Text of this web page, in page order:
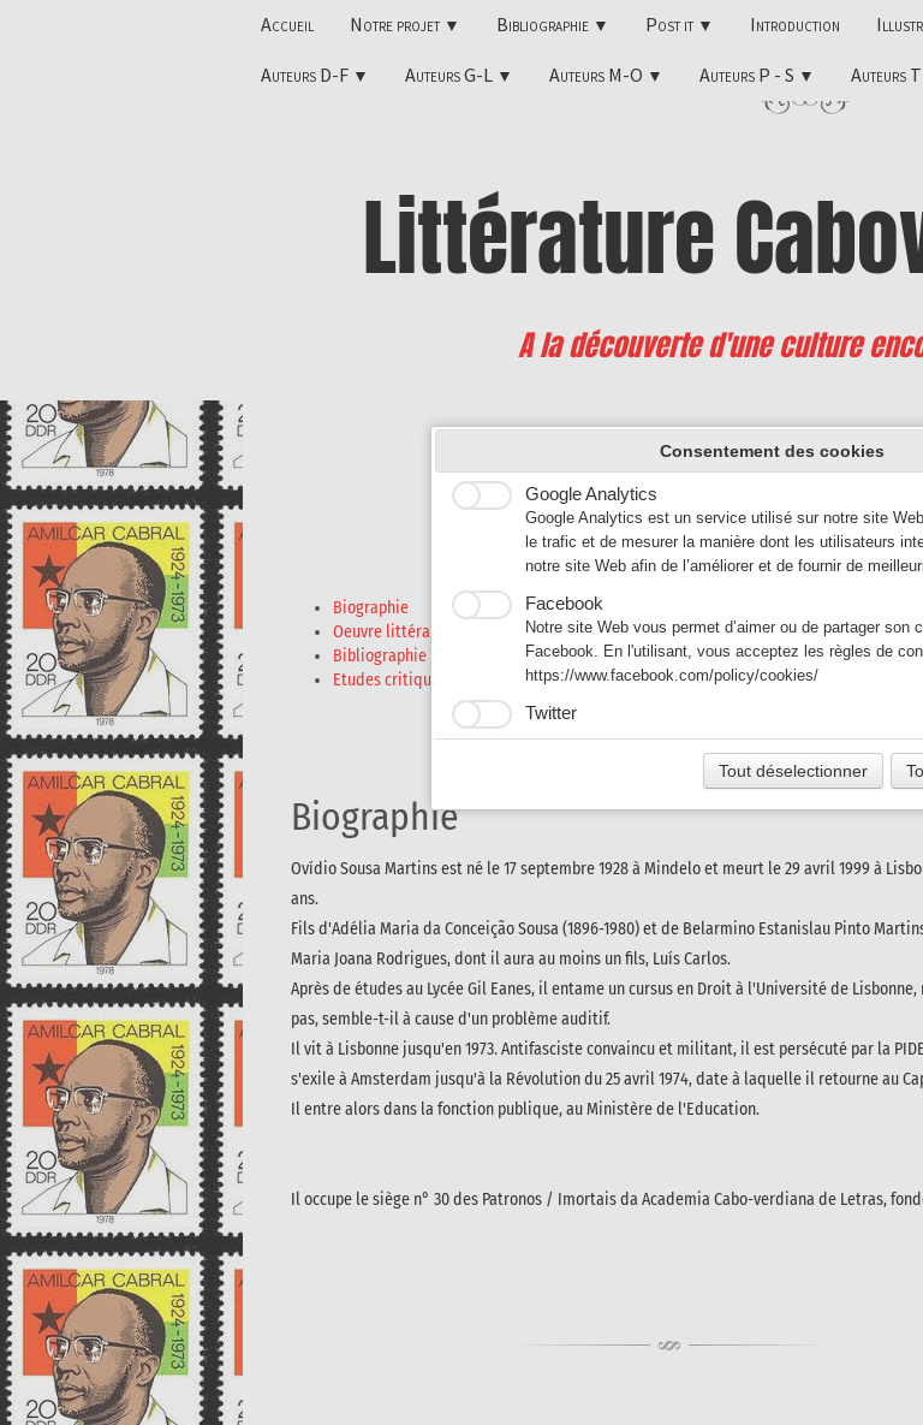
Accueil Notre projet ▼ Bibliographie ▼ Post it ▼ Introduction
Auteurs D-F ▼ Auteurs G-L ▼ Auteurs M-O ▼ Auteurs P - S ▼ Auteurs
Littérature
A la découverte d'une culture
Ovídio de Sousa MARTINS
(1928 - 1999)
Biographie
Oeuvre littéraire
Bibliographie
Etudes critiques
Biographie
Ovídio Sousa Martins est né le 17 septembre 1928 à Mindelo et meurt le 29 avril 1999 à
ans.
Fils d'Adélia Maria da Conceição Sousa (1896-1980) et de Belarmino Estanislau Pinto
Maria Joana Rodrigues, dont il aura au moins un fils, Luís Carlos.
Après de études au Lycée Gil Eanes, il entame un cursus en Droit à l'Université de
pas, semble-t-il à cause d'un problème auditif.
Il vit à Lisbonne jusqu'en 1973. Antifasciste convaincu et militant, il est persécuté par la
s'exile à Amsterdam jusqu'à la Révolution du 25 avril 1974, date à laquelle il retourne au
Il entre alors dans la fonction publique, au Ministère de l'Education.
Il occupe le siège n° 30 des Patronos / Imortais da Academia Cabo-verdiana de Letras,
Consentement des cookies
Google Analytics
Google Analytics est un service utilisé sur notre site
le trafic et de mesurer la manière dont les utilisateurs
notre site Web afin de l’améliorer et de fournir de
Facebook
Notre site Web vous permet d’aimer ou de partager son
Facebook. En l'utilisant, vous acceptez les règles de
https://www.facebook.com/policy/cookies/
Twitter
Les tweets intégrés et les services de partage de
En activant et utilisant ceux-ci, vous acceptez la
https://help.twitter.com/fr/rules-and-policies/twitter-
Tout déselectionner